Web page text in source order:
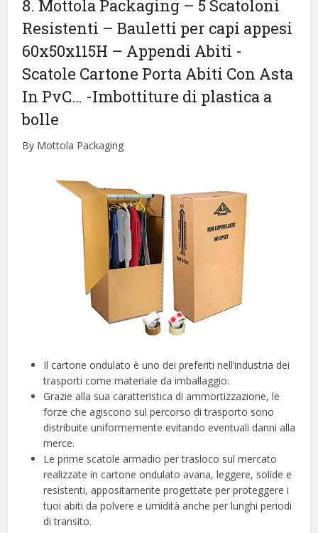
8. Mottola Packaging – 5 Scatoloni
Resistenti – Bauletti per capi appesi
60x50x115H – Appendi Abiti -
Scatole Cartone Porta Abiti Con Asta
In PvC… -Imbottiture di plastica a
bolle
By Mottola Packaging
Il cartone ondulato è uno dei preferiti nell’industria dei
trasporti come materiale da imballaggio.
Grazie alla sua caratteristica di ammortizzazione, le
forze che agiscono sul percorso di trasporto sono
distribuite uniformemente evitando eventuali danni alla
merce.
Le prime scatole armadio per trasloco sul mercato
realizzate in cartone ondulato avana, leggere, solide e
resistenti, appositamente progettate per proteggere i
tuoi abiti da polvere e umidità anche per lunghi periodi
di transito.